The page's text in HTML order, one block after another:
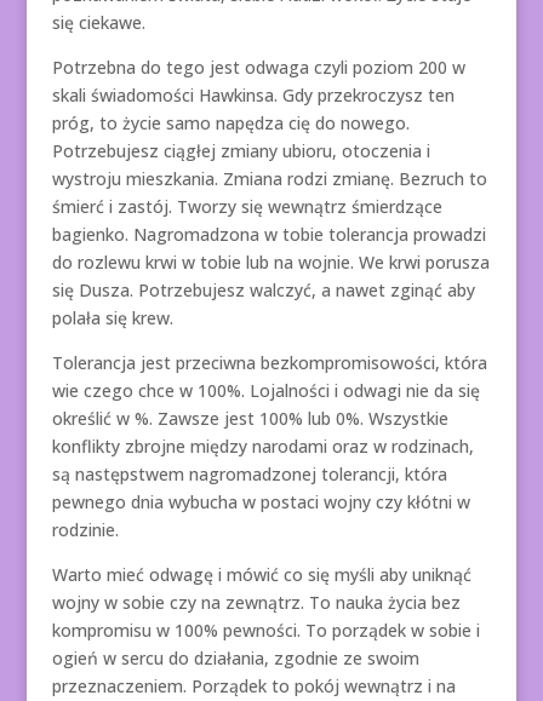
się ciekawe.
Potrzebna do tego jest odwaga czyli poziom 200 w
skali świadomości Hawkinsa. Gdy przekroczysz ten
próg, to życie samo napędza cię do nowego.
Potrzebujesz ciągłej zmiany ubioru, otoczenia i
wystroju mieszkania. Zmiana rodzi zmianę. Bezruch to
śmierć i zastój. Tworzy się wewnątrz śmierdzące
bagienko. Nagromadzona w tobie tolerancja prowadzi
do rozlewu krwi w tobie lub na wojnie. We krwi porusza
się Dusza. Potrzebujesz walczyć, a nawet zginąć aby
polała się krew.
Tolerancja jest przeciwna bezkompromisowości, która
wie czego chce w 100%. Lojalności i odwagi nie da się
określić w %. Zawsze jest 100% lub 0%. Wszystkie
konflikty zbrojne między narodami oraz w rodzinach,
są następstwem nagromadzonej tolerancji, która
pewnego dnia wybucha w postaci wojny czy kłótni w
rodzinie.
Warto mieć odwagę i mówić co się myśli aby uniknąć
wojny w sobie czy na zewnątrz. To nauka życia bez
kompromisu w 100% pewności. To porządek w sobie i
ogień w sercu do działania, zgodnie ze swoim
przeznaczeniem. Porządek to pokój wewnątrz i na